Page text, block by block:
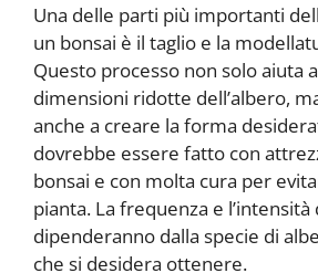
Una delle parti più importanti
un bonsai è il taglio e la
Questo processo non solo aiuta
dimensioni ridotte dell’albero,
anche a creare la forma
dovrebbe essere fatto con
bonsai e con molta cura per
pianta. La frequenza e l’intensità
dipenderanno dalla specie di
che si desidera ottenere.